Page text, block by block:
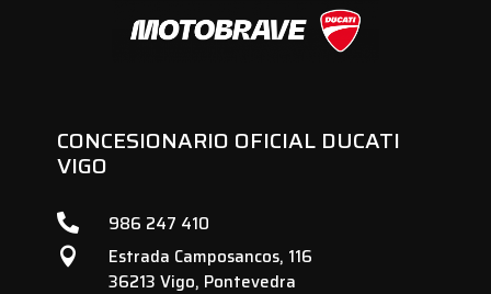
CONCESIONARIO OFICIAL DUCATI
VIGO
 986 247 410

Estrada Camposancos, 116
36213 Vigo, Pontevedra